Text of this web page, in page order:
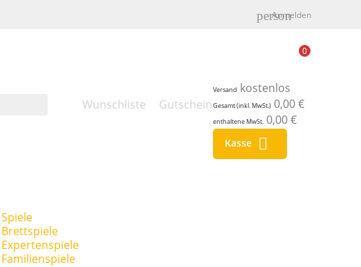
person
Anmelden
Wunschliste Gutschein
0
Versand kostenlos
Gesamt (inkl. MwSt.) 0,00 €
enthaltene MwSt. 0,00 €
Kasse 
Spiele
Brettspiele
Expertenspiele
Familienspiele